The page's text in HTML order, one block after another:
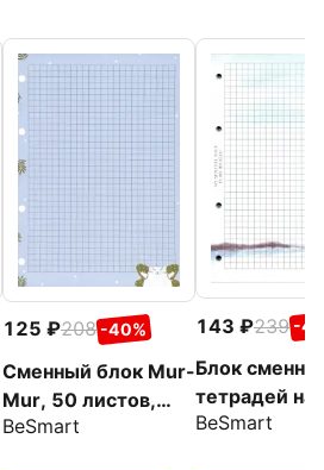
125 208 -40%
Сменный блок Mur-
Mur, 50 листов,
клетка, А5
BeSmart
143 239 -
Блок
тетрадей на
кольцах
BeSmart